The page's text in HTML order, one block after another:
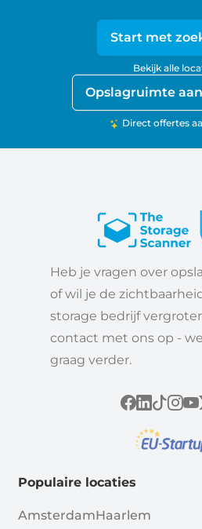
Start met
Bekijk alle
Opslagruimte
Direct offertes
Heb je vragen over
of wil je de
storage bedrijf
contact met ons op -
graag verder.
Populaire locaties
AmsterdamHaarlem